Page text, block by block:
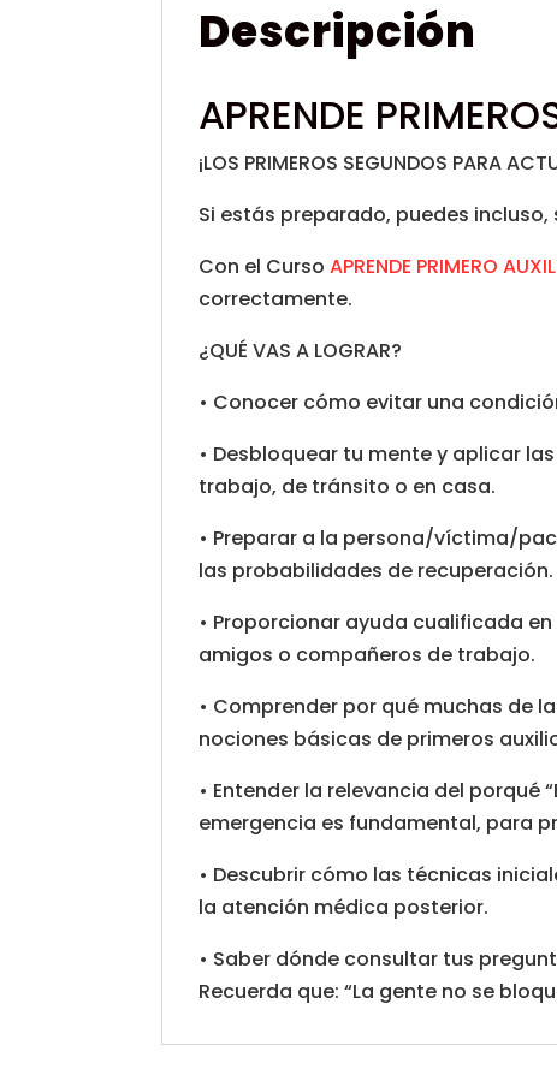
Descripción
APRENDE
¡LOS PRIMEROS SEGUNDOS PARA
Si estás preparado, puedes
Con el CursoAPRENDE PRIMERO
correctamente.
¿QUÉ VAS A LOGRAR?
• Conocer cómo evitar una
• Desbloquear tu mente y aplicar
trabajo, de tránsito o en casa.
• Preparar a la persona/víctima/
las probabilidades de recuperación.
• Proporcionar ayuda cualificada
amigos o compañeros de trabajo.
• Comprender por qué muchas de
nociones básicas de primeros
• Entender la relevancia del porqué
emergencia es fundamental, para
• Descubrir cómo las técnicas
la atención médica posterior.
• Saber dónde consultar tus
Recuerda que: “La gente no se